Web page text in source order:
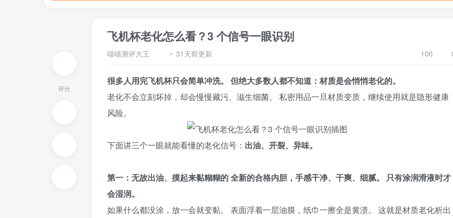
评分
飞机杯老化怎么看？3 个信号一眼识别
喵喵测评大王 31天前更新 100
很多人用完飞机杯只会简单冲洗。 但绝大多数人都不知道：材质是会悄悄老化的。
老化不会立刻坏掉，却会慢慢藏污、滋生细菌。 私密用品一旦材质变质，继续使用就是隐形健康
风险。
下面讲三个一眼就能看懂的老化信号： 出油、开裂、异味。
第一：无故出油、摸起来黏糊糊的 全新的合格内胆，手感干净、干爽、细腻。 只有涂润滑液时才
会湿润。
如果什么都没涂，放一会就变黏。 表面浮着一层油膜，纸巾一擦全是黄渍。 这就是材质老化析出